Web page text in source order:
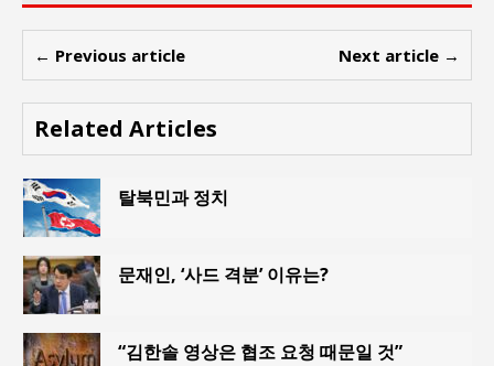
← Previous article Next article →
Related Articles
탈북민과 정치
문재인, ‘사드 격분’ 이유는?
“김한솔 영상은 협조 요청 때문일 것”